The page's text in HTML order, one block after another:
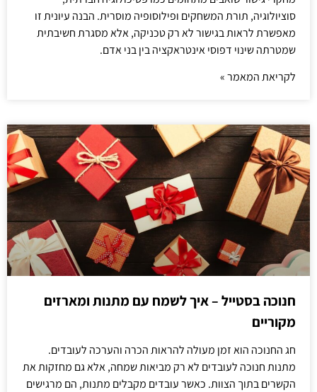
סוציולוגיה, תורת המשחקים ופילוסופיה מוסרית. הבנה עיונית זו
מאפשרת לראות בגישור לא רק טכניקה, אלא מסגרת חשיבתית
שמטרתה שינוי דפוסי אינטראקציה בין בני אדם.
לקריאת המאמר »
חנוכה בסטייל – איך לשמח עם מתנות ומארזים
מקוריים
חג החנוכה הוא זמן מעולה להראות הכרה והערכה לעובדים.
מתנות חנוכה לעובדים לא רק מביאות שמחה, אלא גם מחזקות את
הקשרים בתוך הצוות. כאשר עובדים מקבלים מתנות, הם מרגישים